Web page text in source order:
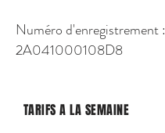
Numéro d'enregistrement :
2A041000108D8
TARIFS A LA SEMAINE